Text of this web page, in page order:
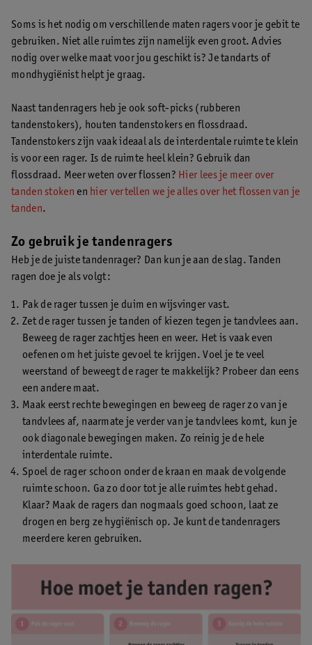
Soms is het nodig om verschillende maten ragers voor je gebit te
gebruiken. Niet alle ruimtes zijn namelijk even groot. Advies
nodig over welke maat voor jou geschikt is? Je tandarts of
mondhygiënist helpt je graag.
Naast tandenragers heb je ook soft-picks (rubberen
tandenstokers), houten tandenstokers en flossdraad.
Tandenstokers zijn vaak ideaal als de interdentale ruimte te klein
is voor een rager. Is de ruimte heel klein? Gebruik dan
flossdraad. Meer weten over flossen? Hier lees je meer over
tanden stoken en hier vertellen we je alles over het flossen van je
tanden.
Zo gebruik je tandenragers
Heb je de juiste tandenrager? Dan kun je aan de slag. Tanden
ragen doe je als volgt:
Pak de rager tussen je duim en wijsvinger vast.
Zet de rager tussen je tanden of kiezen tegen je tandvlees aan.
Beweeg de rager zachtjes heen en weer. Het is vaak even
oefenen om het juiste gevoel te krijgen. Voel je te veel
weerstand of beweegt de rager te makkelijk? Probeer dan eens
een andere maat.
Maak eerst rechte bewegingen en beweeg de rager zo van je
tandvlees af, naarmate je verder van je tandvlees komt, kun je
ook diagonale bewegingen maken. Zo reinig je de hele
interdentale ruimte.
Spoel de rager schoon onder de kraan en maak de volgende
ruimte schoon. Ga zo door tot je alle ruimtes hebt gehad.
Klaar? Maak de ragers dan nogmaals goed schoon, laat ze
drogen en berg ze hygiënisch op. Je kunt de tandenragers
meerdere keren gebruiken.